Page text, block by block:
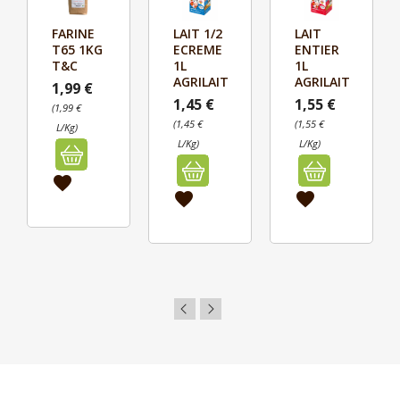

Aperçu
FARINE
T65 1KG
T&C
1,99 €
(1,99 €
L/Kg)
favorite

Aperçu
LAIT 1/2
ECREME
1L
AGRILAIT
1,45 €
(1,45 €
L/Kg)
favorite

Aperçu
LAIT
ENTIER
1L
AGRILAIT
1,55 €
(1,55 €
L/Kg)
favorite